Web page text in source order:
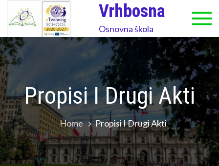
Vrhbosna
Osnovna škola
Propisi I Drugi Akti
Home Propisi I Drugi Akti